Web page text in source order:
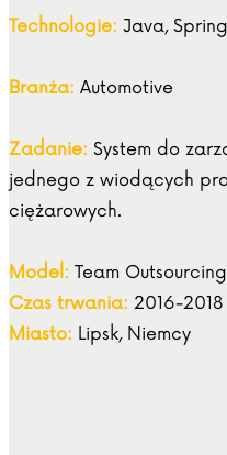
Technologie: Java,
Branża: Automotive
Zadanie: System do
jednego z wiodących
ciężarowych.
Model: Team Outsourcing
Czas trwania: 2016-2018
Miasto: Lipsk, Niemcy